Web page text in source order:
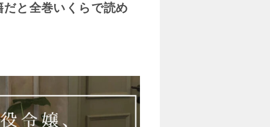
と全巻いくらで読め